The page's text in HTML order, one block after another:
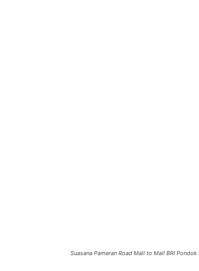
Suasana Pameran Road Mall to Mall BRI